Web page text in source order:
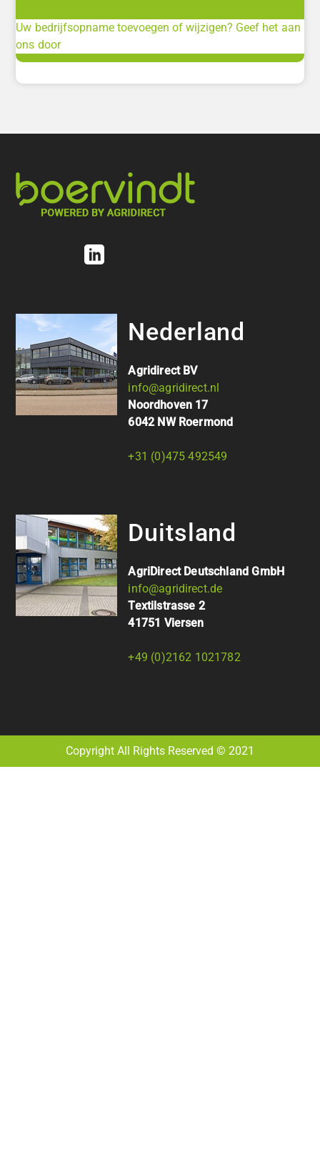
Uw bedrijfsopname toevoegen of wijzigen? Geef het aan
ons door
Nederland
Agridirect BV
info@agridirect.nl
Noordhoven 17
6042 NW Roermond
+31 (0)475 492549
Duitsland
AgriDirect Deutschland GmbH
info@agridirect.de
Textilstrasse 2
41751 Viersen
+49 (0)2162 1021782
Copyright All Rights Reserved © 2021